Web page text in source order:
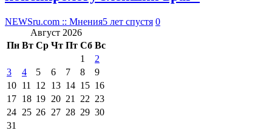
NEWSru.com :: Мнения5 лет спустя 0
Август 2026
Пн Вт Ср Чт Пт Сб Вс
1
2
3
4 5 6 7 8
9
10 11 12 13 14 15 16
17 18 19 20 21 22 23
24 25 26 27 28 29 30
31